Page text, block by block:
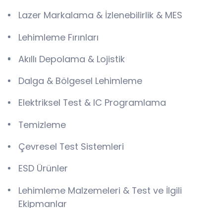
Lazer Markalama & İzlenebilirlik & MES
Lehimleme Fırınları
Akıllı Depolama & Lojistik
Dalga & Bölgesel Lehimleme
Elektriksel Test & IC Programlama
Temizleme
Çevresel Test Sistemleri
ESD Ürünler
Lehimleme Malzemeleri & Test ve İlgili
Ekipmanlar